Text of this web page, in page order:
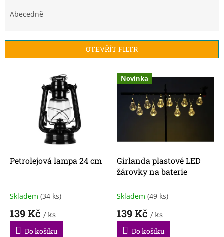
í
r
Abecedně
OTEVŘÍT FILTR
dPetrolejová lampa 24 cm
Skladem (34 ks)
139 Kč / ks
Do košíku
Novinka
Girlanda plastové LED
žárovky na baterie
Skladem (49 ks)
139 Kč / ks
Do košíku